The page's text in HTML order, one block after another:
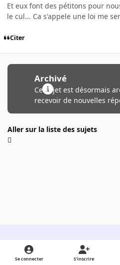
Et eux font des pétitons pour
le cul... Ca s'appele une loi me
Citer
Archivé
Ce sujet est désormais
recevoir de nouvelles
Aller sur la liste des sujets
Light ModeDark ModeSystem Preference
Se connecter S’inscrire